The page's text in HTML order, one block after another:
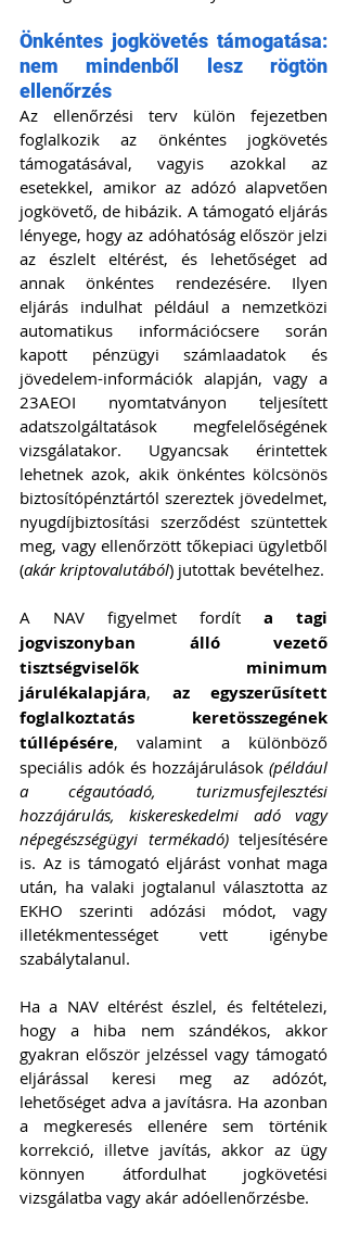
Önkéntes jogkövetés támogatása:
nem mindenből lesz rögtön
ellenőrzés
Az ellenőrzési terv külön fejezetben
foglalkozik az önkéntes jogkövetés
támogatásával, vagyis azokkal az
esetekkel, amikor az adózó alapvetően
jogkövető, de hibázik. A támogató eljárás
lényege, hogy az adóhatóság először jelzi
az észlelt eltérést, és lehetőséget ad
annak önkéntes rendezésére. Ilyen
eljárás indulhat például a nemzetközi
automatikus információcsere során
kapott pénzügyi számlaadatok és
jövedelem-információk alapján, vagy a
23AEOI nyomtatványon teljesített
adatszolgáltatások megfelelőségének
vizsgálatakor. Ugyancsak érintettek
lehetnek azok, akik önkéntes kölcsönös
biztosítópénztártól szereztek jövedelmet,
nyugdíjbiztosítási szerződést szüntettek
meg, vagy ellenőrzött tőkepiaci ügyletből
(akár kriptovalutából) jutottak bevételhez.
A NAV figyelmet fordít a tagi
jogviszonyban álló vezető
tisztségviselők minimum
járulékalapjára, az egyszerűsített
foglalkoztatás keretösszegének
túllépésére, valamint a különböző
speciális adók és hozzájárulások (például
a cégautóadó, turizmusfejlesztési
hozzájárulás, kiskereskedelmi adó vagy
népegészségügyi termékadó) teljesítésére
is. Az is támogató eljárást vonhat maga
után, ha valaki jogtalanul választotta az
EKHO szerinti adózási módot, vagy
illetékmentességet vett igénybe
szabálytalanul.
Ha a NAV eltérést észlel, és feltételezi,
hogy a hiba nem szándékos, akkor
gyakran először jelzéssel vagy támogató
eljárással keresi meg az adózót,
lehetőséget adva a javításra. Ha azonban
a megkeresés ellenére sem történik
korrekció, illetve javítás, akkor az ügy
könnyen átfordulhat jogkövetési
vizsgálatba vagy akár adóellenőrzésbe.